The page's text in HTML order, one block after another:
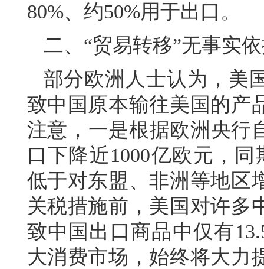
80%、约50%用于出口。
二、“贸易转移”无事实
部分欧洲人士认为，美
致中国原本输往美国的产
注意，一是根据欧洲央行
口下降近1000亿欧元，
低于对东盟、非洲等地区
关税措施前，美国对许多
致中国出口商品中仅有
大消费市场，始终将大力